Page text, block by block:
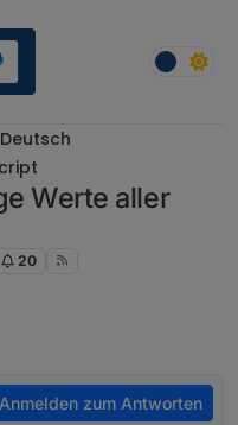
Deutsch
Werte aller
20
Anmelden zum Antworten